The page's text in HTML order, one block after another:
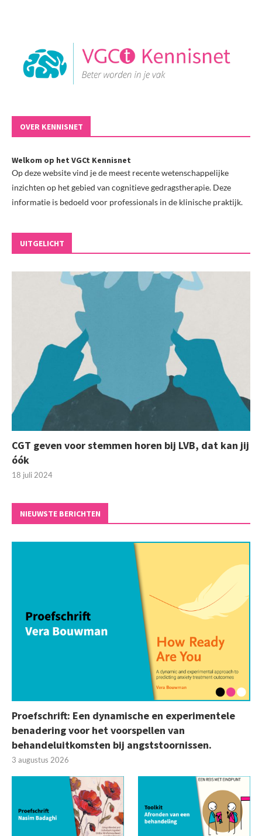
OVER KENNISNET
Welkom op het VGCt Kennisnet
Op deze website vind je de meest recente wetenschappelijke
inzichten op het gebied van cognitieve gedragstherapie. Deze
informatie is bedoeld voor professionals in de klinische praktijk.
UITGELICHT
CGT geven voor stemmen horen bij LVB, dat kan jij
óók
18 juli 2024
NIEUWSTE BERICHTEN
Proefschrift: Een dynamische en experimentele
benadering voor het voorspellen van
behandeluitkomsten bij angststoornissen.
3 augustus 2026